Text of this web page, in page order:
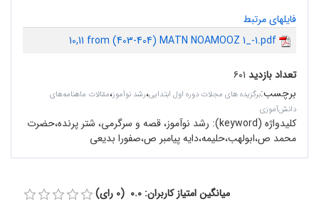
فایلهای مرتبط
10,11 from (403-404) MATN NOAMOOZ 1_-1.pdf
تعداد بازدید ۶۰۱
برچسب:برگزیده های مجلات دوره اول ابتدایی،رشد نوآموز،مقالات ماهنامه‌های
دانش‌آموزی
کلیدواژه (keyword):
رشد نوآموز، قصه و سرگرمی، شتر پرنده،حضرت
محمد ص،ابولهب،حلیمه،دایه پیامبر ص،صفورا بدیعی
میانگین امتیاز کاربران: 0.0 (0 رای)